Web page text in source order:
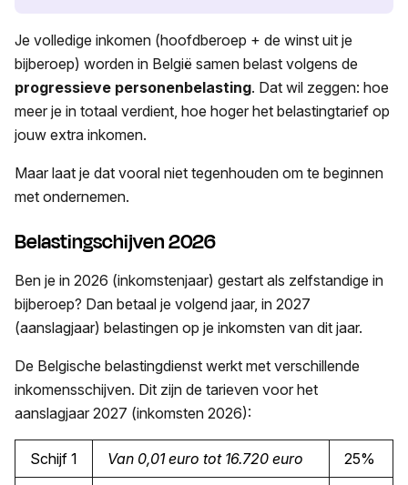
Je volledige inkomen (hoofdberoep + de winst uit je
bijberoep) worden in België samen belast volgens de
progressieve personenbelasting. Dat wil zeggen: hoe
meer je in totaal verdient, hoe hoger het belastingtarief op
jouw extra inkomen.
Maar laat je dat vooral niet tegenhouden om te beginnen
met ondernemen.
Belastingschijven 2026
Ben je in 2026 (inkomstenjaar) gestart als zelfstandige in
bijberoep? Dan betaal je volgend jaar, in 2027
(aanslagjaar) belastingen op je inkomsten van dit jaar.
De Belgische belastingdienst werkt met verschillende
inkomensschijven. Dit zijn de tarieven voor het
aanslagjaar 2027 (inkomsten 2026):
Schijf 1 Van 0,01 euro tot 16.720 euro 25%